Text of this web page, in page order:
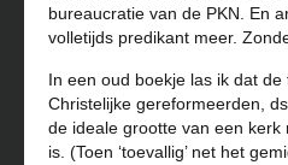
bureaucratie van de PKN. En
volletijds predikant meer.
In een oud boekje las ik dat de
Christelijke gereformeerden,
de ideale grootte van een kerk
is. (Toen ‘toevallig’ net het